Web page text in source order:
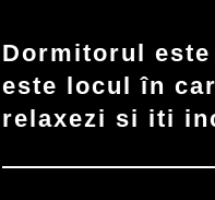
Dormitorul
este locul în
relaxezi si iti